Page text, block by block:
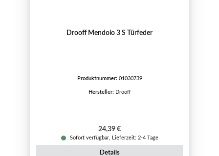
Drooff Mendolo 3 S Türfeder
Produktnummer: 01030739
Hersteller: Drooff
Regulärer Preis:
24,39 €
Sofort verfügbar, Lieferzeit: 2-4 Tage
Details